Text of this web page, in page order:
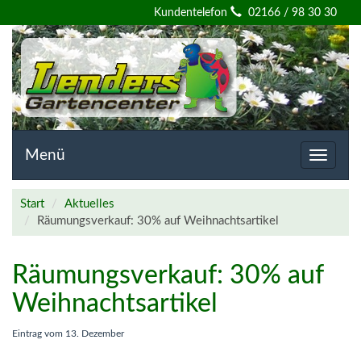
Willkommen
auf
der
Homepage
von
Lenders
Gartencenter
Kundentelefon 02166 / 98 30 30
Toggle
Menü
Start
Aktuelles
Räumungsverkauf: 30% auf Weihnachtsartikel
Räumungsverkauf: 30% auf
Weihnachtsartikel
Eintrag vom 13. Dezember